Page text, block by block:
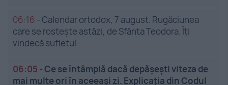
06:16 -Calendar ortodox, 7 august. Rugăciunea
care se rostește astăzi, de Sfânta Teodora. Îți
vindecă sufletul
06:05 -Ce se întâmplă dacă depășești viteza de
mai multe ori în aceeași zi. Explicația din Codul